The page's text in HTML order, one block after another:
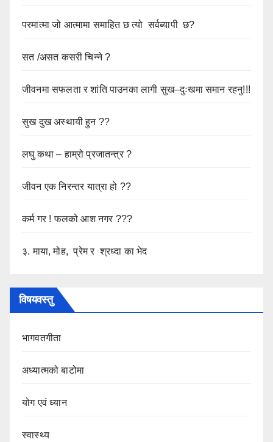
परमात्मा जो आत्मामा समाहित छ त्यो सर्वब्यापी छ?
सत /असत कसरी चिन्ने ?
जीवनमा सफलता र शांति पाउनका लागी सुख–दुःखमा समान रहनु!!!
सुख दुख अस्थायी हुन ??
लघु कथा – हाम्रो प्रजातन्त्र ?
जीवन एक निरन्तर यात्रा हो ??
कर्म गर ! फलको आश नगर ???
३. माया, मोह, प्रेम र श्रध्दा का भेद
विषयवस्तु
भागवतगीता
अध्यात्मको बाटोमा
योग एवं ध्यान
स्वास्थ्य